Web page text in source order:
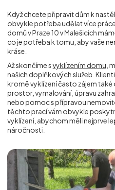
Když chcete připravit dům k
obvykle potřeba udělat více
domů v Praze 10 v Malešicích
co je potřeba k tomu, aby vaše
kráse.
Až skončíme svyklízením domu ,
našich doplňkových služeb. Klienti
kromě vyklízení často zájem
prostor, vymalování, úpravu
nebo pomoc s přípravou
těchto prací vám obvykle
vyklízení, abychom měli nejprve
náročnosti.